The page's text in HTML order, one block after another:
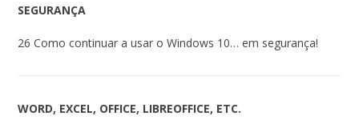
SEGURANÇA
26 Como continuar a usar o Windows 10… em segurança!
WORD, EXCEL, OFFICE, LIBREOFFICE, ETC.